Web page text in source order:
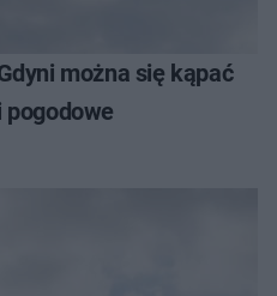
można się kąpać
pogodowe